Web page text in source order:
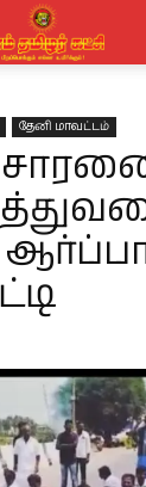
தேனி மாவட்டம்